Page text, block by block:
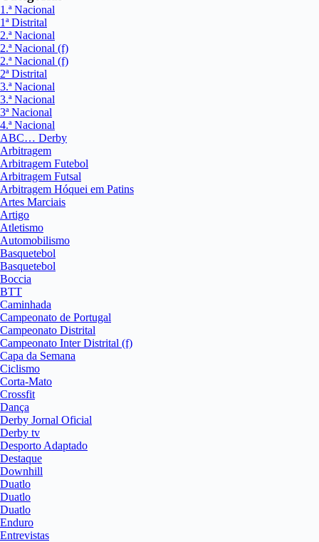
1.ª Nacional
1ª Distrital
2.ª Nacional
2.ª Nacional (f)
2.ª Nacional (f)
2ª Distrital
3.ª Nacional
3.ª Nacional
3ª Nacional
4.ª Nacional
ABC… Derby
Arbitragem
Arbitragem Futebol
Arbitragem Futsal
Arbitragem Hóquei em Patins
Artes Marciais
Artigo
Atletismo
Automobilismo
Basquetebol
Basquetebol
Boccia
BTT
Caminhada
Campeonato de Portugal
Campeonato Distrital
Campeonato Inter Distrital (f)
Capa da Semana
Ciclismo
Corta-Mato
Crossfit
Dança
Derby Jornal Oficial
Derby tv
Desporto Adaptado
Destaque
Downhill
Duatlo
Duatlo
Duatlo
Enduro
Entrevistas